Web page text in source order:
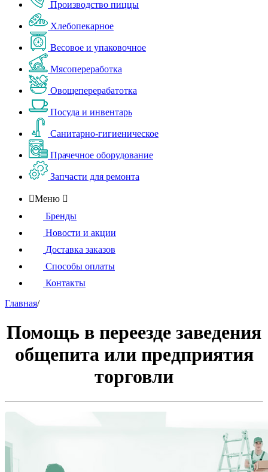
Производство пиццы
Хлебопекарное
Весовое и упаковочное
Мясопереработка
Овощеперерабатотка
Посуда и инвентарь
Санитарно-гигиеническое
Прачечное оборудование
Запчасти для ремонта
Меню 
Бренды
Новости и акции
Доставка заказов
Способы оплаты
Контакты
Главная/
Помощь в переезде заведения
общепита или предприятия
торговли